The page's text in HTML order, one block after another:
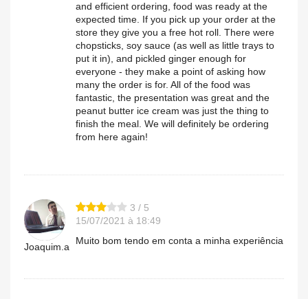
and efficient ordering, food was ready at the
expected time. If you pick up your order at the
store they give you a free hot roll. There were
chopsticks, soy sauce (as well as little trays to
put it in), and pickled ginger enough for
everyone - they make a point of asking how
many the order is for. All of the food was
fantastic, the presentation was great and the
peanut butter ice cream was just the thing to
finish the meal. We will definitely be ordering
from here again!
Joaquim.a
3 / 5
15/07/2021 à 18:49
Muito bom tendo em conta a minha experiência